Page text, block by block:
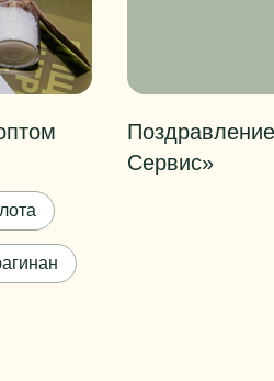
Сервис»